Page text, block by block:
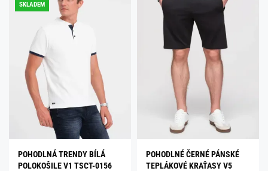
SKLADEM
POHODLNÁ TRENDY BÍLÁ
POLOKOŠILE V1 TSCT-0156
POHODLNÉ ČERNÉ PÁNSKÉ
TEPLÁKOVÉ KRAŤASY V5